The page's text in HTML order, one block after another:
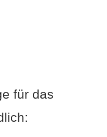
für das